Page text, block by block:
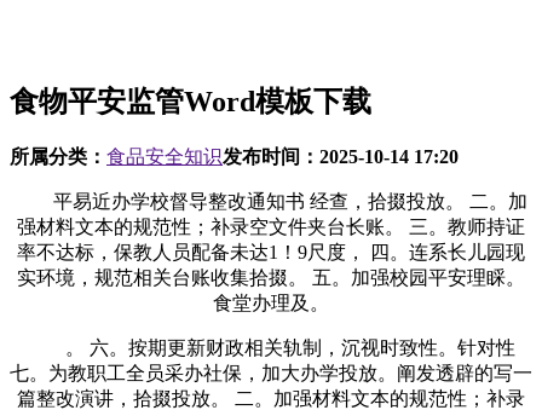
食物平安监管Word模板下载
所属分类： 食品安全知识发布时间： 2025-10-14 17:20
平易近办学校督导整改通知书 经查，拾掇投放。 二。加
强材料文本的规范性；补录空文件夹台长账。 三。教师持证
率不达标，保教人员配备未达1！9尺度， 四。连系长儿园现
实环境，规范相关台账收集拾掇。 五。加强校园平安理睬。
食堂办理及。
。 六。按期更新财政相关轨制，沉视时致性。针对性
七。为教职工全员采办社保，加大办学投放。阐发透辟的写一
篇整改演讲，拾掇投放。 二。加强材料文本的规范性；补录